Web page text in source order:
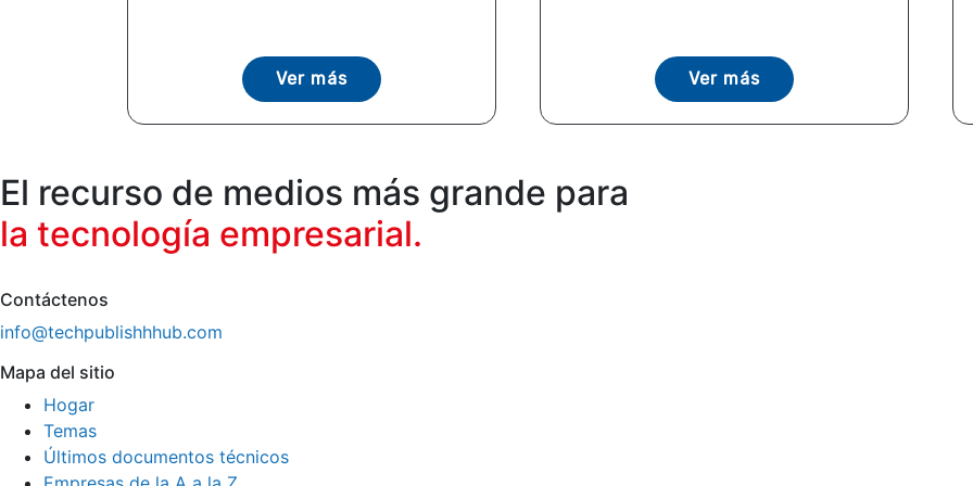
Ver más Ver más
El recurso de medios más grande para
la tecnología empresarial.
Contáctenos
info@techpublishhhub.com
Mapa del sitio
Hogar
Temas
Últimos documentos técnicos